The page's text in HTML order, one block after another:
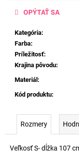
Kategória:
Farba:
Príležitosť:
Krajina pôvodu:
Materiál :
Kód produktu:
OPÝTAŤ SA
Rozmery
Veľkosť S- dĺžka 107